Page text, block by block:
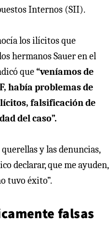
Internos (SII).
los ilícitos que
hermanos Sauer en el
que“veníamos de
había problemas de
falsificación de
del caso”.
y las denuncias,
declarar, que me ayuden,
tuvo éxito”.
falsas